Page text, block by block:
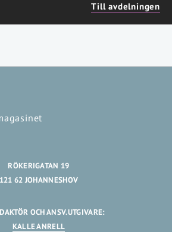
Till avdelningen
RÖKERIGATAN 19
121 62 JOHANNESHOV
OCH ANSV.UTGIVARE:
KALLE ANRELL